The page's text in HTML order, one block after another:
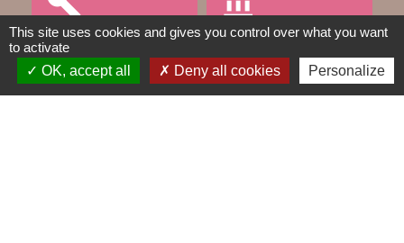
DÉCHETS
This site uses cookies and gives you control over what you want
to activate
OK, accept all
Deny all cookies Personalize